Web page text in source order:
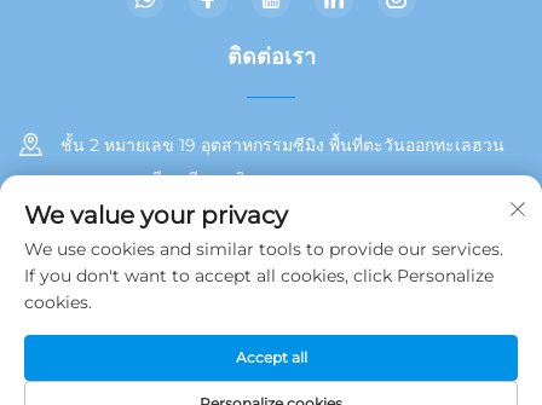
ติดต่อเรา
ชั้น 2 หมายเลข 19 อุตสาหกรรมซีมิง พื้นที่ตะวันออกทะเลฮวน
เขตตงอาน เมืองเซียะเหมิน
+86 13215929911
[email protected]
ลิขสิทธิ์ © 2025 โดย Jamooz (Xiamen) Technology Co., Ltd.
นโยบายความเป็นส่วนตัว
We value your privacy
We use cookies and similar tools to provide our services.
If you don't want to accept all cookies, click Personalize
cookies.
Accept all